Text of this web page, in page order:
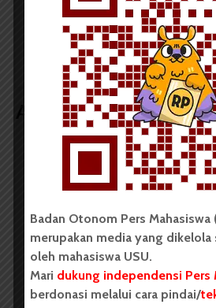
Salah Kirim Surat,
Pemira FPsi Batal
Artikel terkait lain
BERITA KAMPUS
Mahasiswa 2026,
Penelitian dalam
Perkebunan
...
Badan Otonom Pers Mahasiswa
merupakan media yang dikelola
oleh mahasiswa USU.
Mari dukung independensi Pers
berdonasi melalui cara pindai/